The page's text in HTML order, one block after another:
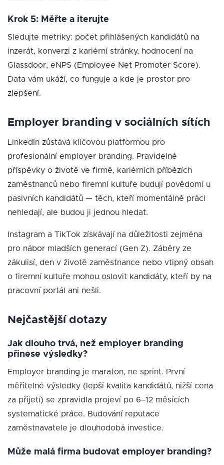
Krok 5: Měřte a iterujte
Sledujte metriky: počet přihlášených kandidátů na
inzerát, konverzi z kariérní stránky, hodnocení na
Glassdoor, eNPS (Employee Net Promoter Score).
Data vám ukáží, co funguje a kde je prostor pro
zlepšení.
Employer branding v sociálních sítích
LinkedIn zůstává klíčovou platformou pro
profesionální employer branding. Pravidelné
příspěvky o životě ve firmě, kariérních příbězích
zaměstnanců nebo firemní kultuře budují povědomí u
pasivních kandidátů — těch, kteří momentálně práci
nehledají, ale budou ji jednou hledat.
Instagram a TikTok získávají na důležitosti zejména
pro nábor mladších generací (Gen Z). Záběry ze
zákulisí, den v životě zaměstnance nebo vtipný obsah
o firemní kultuře mohou oslovit kandidáty, kteří by na
pracovní portál ani nešli.
Nejčastější dotazy
Jak dlouho trvá, než employer branding
přinese výsledky?
Employer branding je maraton, ne sprint. První
měřitelné výsledky (lepší kvalita kandidátů, nižší cena
za přijetí) se zpravidla projeví po 6–12 měsících
systematické práce. Budování reputace
zaměstnavatele je dlouhodobá investice.
Může malá firma budovat employer branding?